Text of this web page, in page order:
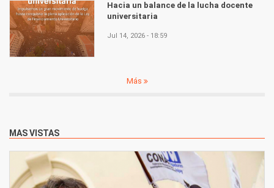
Hacia un balance de la lucha docente
universitaria
Jul 14, 2026 - 18:59
Más
MAS VISTAS